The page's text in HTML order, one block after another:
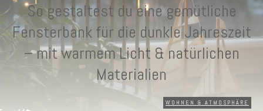
So gestaltest du eine gemütliche
Fensterbank für die dunkle Jahreszeit
– mit warmem Licht & natürlichen
Materialien
WOHNEN & ATMOSPHÄRE